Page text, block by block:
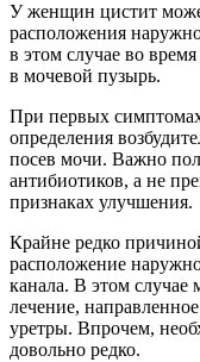
У женщин цистит
расположения
в этом случае во
в мочевой пузырь.
При первых симптомах
определения
посев мочи. Важно
антибиотиков, а не
признаках улучшения.
Крайне редко
расположение
канала. В этом случае
лечение,
уретры. Впрочем,
довольно редко.